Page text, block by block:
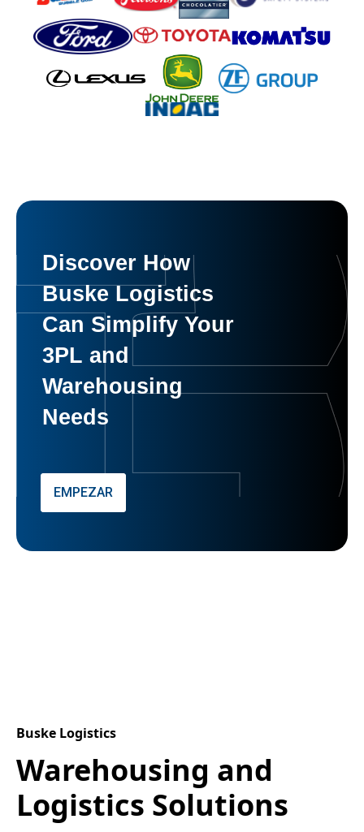
Discover How
Buske Logistics
Can Simplify Your
3PL and
Warehousing
Needs
EMPEZAR
Buske Logistics
Warehousing and
Logistics Solutions